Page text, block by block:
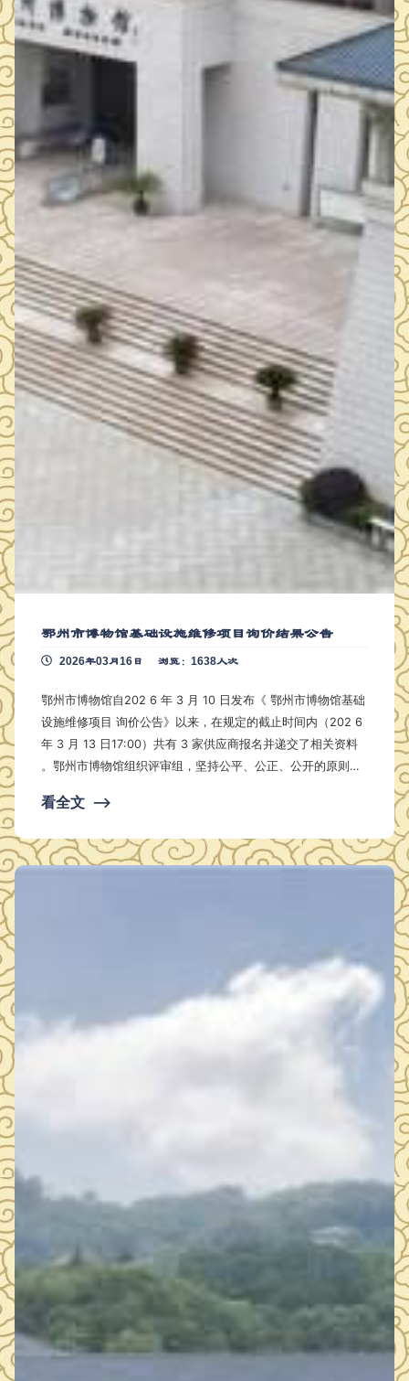
鄂州市博物馆基础设施维修项目询价结果公告
2026年03月16日 浏览：1638人次
鄂州市博物馆自202 6 年 3 月 10 日发布《 鄂州市博物馆基础
设施维修项目 询价公告》以来，在规定的截止时间内（202 6
年 3 月 13 日17:00）共有 3 家供应商报名并递交了相关资料
。鄂州市博物馆组织评审组，坚持公平、公正、公开的原则，
料 3 家）递交的密封文件进行拆封，按照询价原则（有效报价
位：湖北玖玖陆工程技术有限责任公司 中标金额：14047元 公
看全文 ⟶